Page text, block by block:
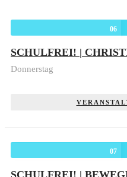
06
SCHULFREI! |
Donnerstag
07